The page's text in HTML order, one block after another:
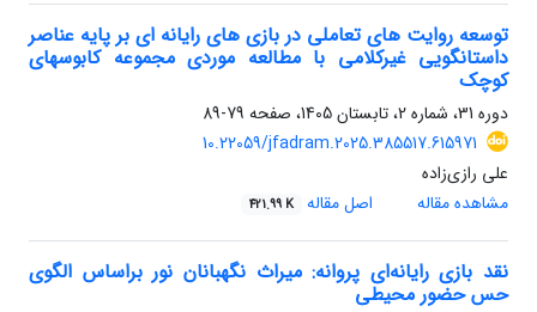
توسعه روایت های تعاملی در بازی های رایانه ای بر پایه عناصر
داستانگویی غیرکلامی با مطالعه موردی مجموعه کابوسهای
کوچک
دوره 31، شماره 2، تابستان 1405، صفحه
79-89
10.22059/jfadram.2025.385517.615971
علی رازی‌زاده
مشاهده مقاله
اصل مقاله 421.99 K
نقد بازی رایانه‌ای پروانه: میراث نگهبانان نور براساس الگوی
حس حضور محیطی